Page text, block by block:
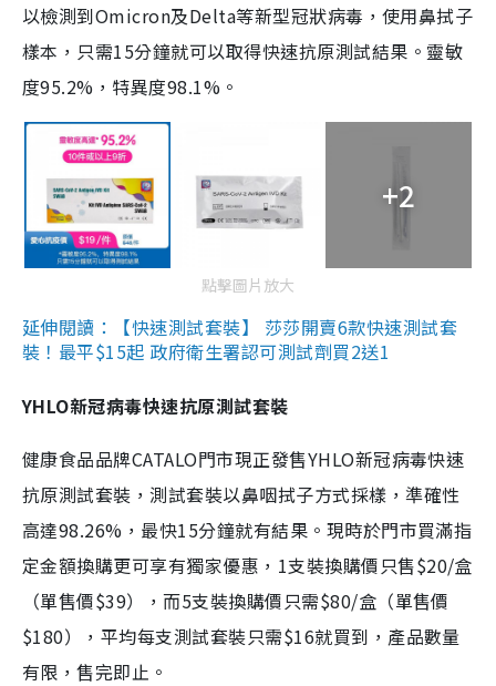
以檢測到Omicron及Delta等新型冠狀病毒，使用鼻拭子
樣本，只需15分鐘就可以取得快速抗原測試結果。靈敏
度95.2%，特異度98.1%。
+2
點擊圖片放大
延伸閱讀：【快速測試套裝】 莎莎開賣6款快速測試套
裝！最平$15起 政府衛生署認可測試劑買2送1
YHLO新冠病毒快速抗原測試套裝
健康食品品牌CATALO門市現正發售YHLO新冠病毒快速
抗原測試套裝，測試套裝以鼻咽拭子方式採樣，準確性
高達98.26%，最快15分鐘就有結果。現時於門市買滿指
定金額換購更可享有獨家優惠，1支裝換購價只售$20/盒
（單售價$39），而5支裝換購價只需$80/盒（單售價
$180），平均每支測試套裝只需$16就買到，產品數量
有限，售完即止。